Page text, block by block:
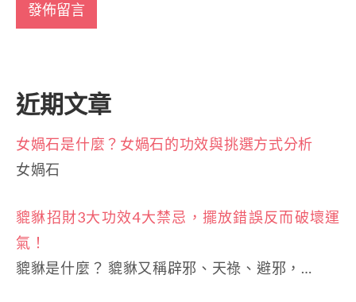
近期文章
女媧石是什麼？女媧石的功效與挑選方式分析
女媧石
貔貅招財3大功效4大禁忌，擺放錯誤反而破壞運
氣！
貔貅是什麼？ 貔貅又稱辟邪、天祿、避邪，…